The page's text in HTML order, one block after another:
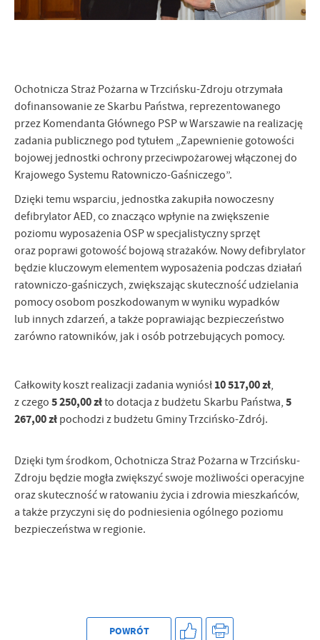
Ochotnicza Straż Pożarna w Trzcińsku-Zdroju otrzymała
dofinansowanie ze Skarbu Państwa, reprezentowanego
przez Komendanta Głównego PSP w Warszawie na realizację
zadania publicznego pod tytułem „Zapewnienie gotowości
bojowej jednostki ochrony przeciwpożarowej włączonej do
Krajowego Systemu Ratowniczo-Gaśniczego”.
Dzięki temu wsparciu, jednostka zakupiła nowoczesny
defibrylator AED, co znacząco wpłynie na zwiększenie
poziomu wyposażenia OSP w specjalistyczny sprzęt
oraz poprawi gotowość bojową strażaków. Nowy defibrylator
będzie kluczowym elementem wyposażenia podczas działań
ratowniczo-gaśniczych, zwiększając skuteczność udzielania
pomocy osobom poszkodowanym w wyniku wypadków
lub innych zdarzeń, a także poprawiając bezpieczeństwo
zarówno ratowników, jak i osób potrzebujących pomocy.
Całkowity koszt realizacji zadania wyniósł 10 517,00 zł,
z czego 5 250,00 złto dotacja z budżetu Skarbu Państwa, 5
267,00 zł pochodzi z budżetu Gminy Trzcińsko-Zdrój.
Dzięki tym środkom, Ochotnicza Straż Pożarna w Trzcińsku-
Zdroju będzie mogła zwiększyć swoje możliwości operacyjne
oraz skuteczność w ratowaniu życia i zdrowia mieszkańców,
a także przyczyni się do podniesienia ogólnego poziomu
bezpieczeństwa w regionie.
POWRÓT
Firmy te działają w charakterze pośredników prezentujących nasze
treści w postaci wiadomości, ofert, komunikatów mediów